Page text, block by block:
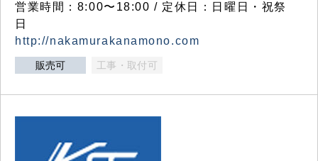
営業時間：8:00〜18:00 / 定休日：日曜日・祝祭
日
http://nakamurakanamono.com
販売可 工事・取付可